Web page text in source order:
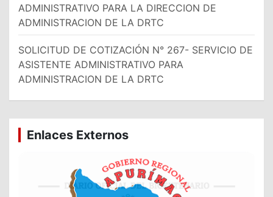
ADMINISTRATIVO PARA LA DIRECCION DE
ADMINISTRACION DE LA DRTC
SOLICITUD DE COTIZACIÓN N° 267- SERVICIO DE
ASISTENTE ADMINISTRATIVO PARA
ADMINISTRACION DE LA DRTC
Enlaces Externos